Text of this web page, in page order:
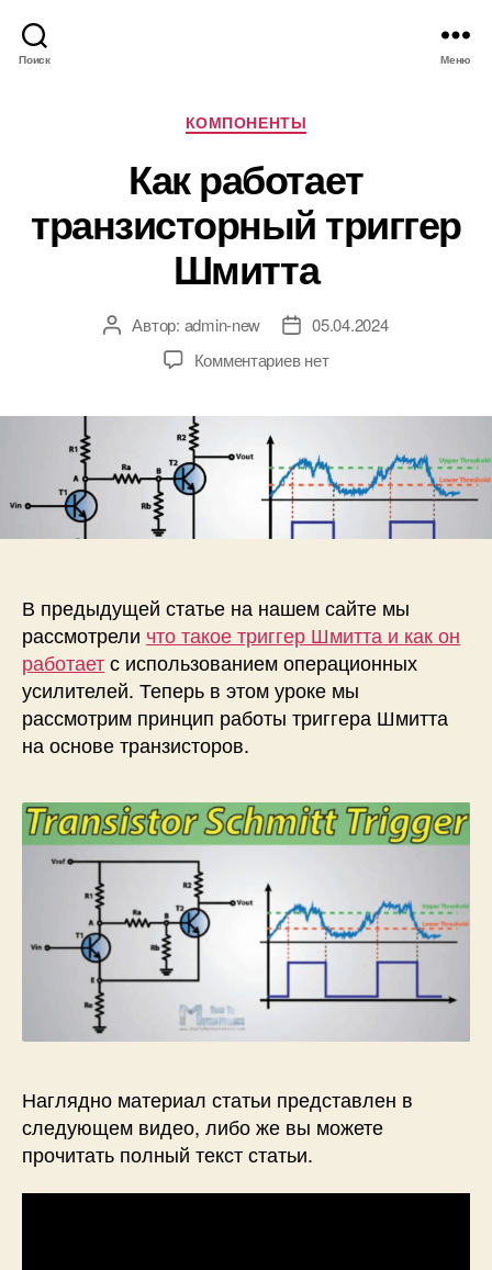
Поиск Меню
Р
у
б
р
и
к
и
КОМПОНЕНТЫ
Как работает
транзисторный триггер
Шмитта
А
р
а
с
Автор: admin-new
Д
т
з
п
и
с
и
05.04.2024
Комментариевк
и
с
и
К
р
а
б
о
т
а
р
а
и
с
т
р
т
р
и
нет
В предыдущей статье на нашем сайте мы
рассмотрели что такое триггер Шмитта и как он
работаетс использованием операционных
усилителей. Теперь в этом уроке мы
рассмотрим принцип работы триггера Шмитта
на основе транзисторов.
Наглядно материал статьи представлен в
следующем видео, либо же вы можете
прочитать полный текст статьи.